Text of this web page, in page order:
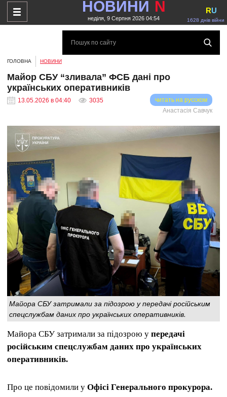
НОВИНИ N
неділя, 9 Серпня 2026 04:54 1628 днів війни
RU
ГОЛОВНА НОВИНИ
Майор СБУ “зливала” ФСБ дані про
українських оперативників
13.05.2026 в 04:40 3035
читать на русском
Анастасія Савчук
Майора СБУ затримали за підозрою у передачі російським
спецслужбам даних про українських оперативників.
Майора СБУ затримали за підозрою у передачі
російським спецслужбам даних про українських
оперативників.
Про це повідомили у Офісі Генерального прокурора.